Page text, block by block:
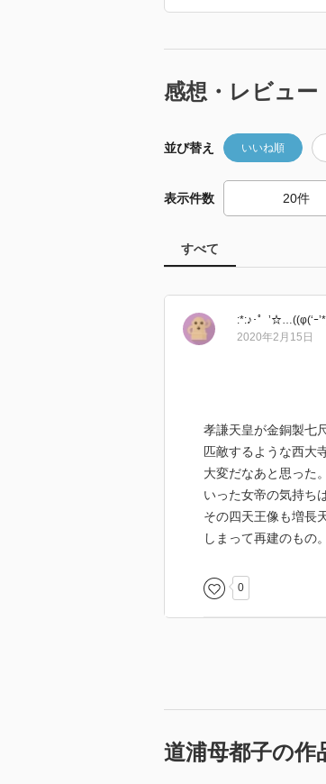
感想・レビュー
並び替え いいね順
表示件数
すべて
:*:♪･゜’☆…((φ(‘ｰ
2020年2月15日
孝謙天皇が金銅製七
匹敵するような西大
大変だなあと思った
いった女帝の気持ち
その四天王像も増長
しまって再建のもの。
0
道浦母都子の作